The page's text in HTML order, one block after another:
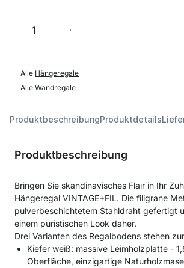
Menge
Alle Hängeregale
Alle Wandregale
ProduktbeschreibungProduktdetails
Produktbeschreibung
Bringen Sie skandinavisches Flair in Ihr
Hängeregal VINTAGE+FIL. Die filigrane
pulverbeschichtetem Stahldraht gefertigt
einem puristischen Look daher.
Drei Varianten des Regalbodens stehen
Kiefer weiß: massive Leimholzplatte -
Oberfläche, einzigartige